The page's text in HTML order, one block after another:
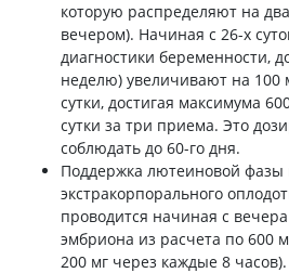
которую распределяют на
вечером). Начиная с 26-х
диагностики беременности,
неделю) увеличивают на 100
сутки, достигая максимума
сутки за три приема. Это
соблюдать до 60-го дня.
Поддержка лютеиновой
экстракорпорального
проводится начиная с
эмбриона из расчета по 600
200 мг через каждые 8 ​​часов).